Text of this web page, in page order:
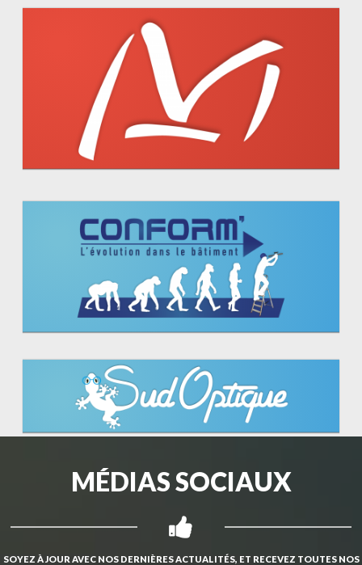
MÉDIAS SOCIAUX
SOYEZ À JOUR AVEC NOS DERNIÈRES ACTUALITÉS, ET RECEVEZ TOUTES NOS